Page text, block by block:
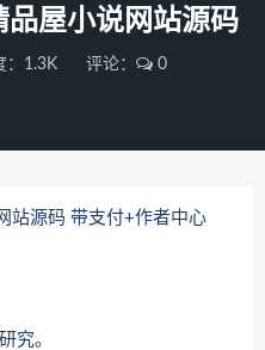
品屋小说网站源码
：1.3K 评论： 0
站源码 带支付+作者中心
究。